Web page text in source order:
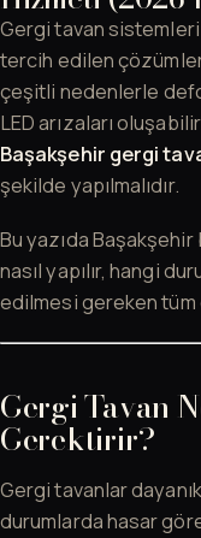
Gergi tavan sistemleri
tercih edilen
çeşitli nedenlerle
LED arızaları
Başakşehir gergi
şekilde yapılmalıdır.
Bu yazıda
nasıl yapılır, hangi
edilmesi gereken tüm
Gergi Tavan
Gerektirir?
Gergi tavanlar
durumlarda hasar